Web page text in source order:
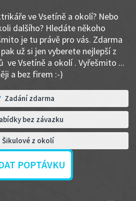
ve Vsetíně a okolí? Nebo
dalšího? Hledáte někoho
je tu právě pro vás. Zdarma
už si jen vyberete nejlepší z
ve Vsetíně a okolí . Vyřešmito ...
a bez firem :-)
Zadání zdarma
bez závazku
Šikulové z okolí
POPTÁVKU